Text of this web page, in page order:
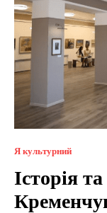
Я культурний
Історія